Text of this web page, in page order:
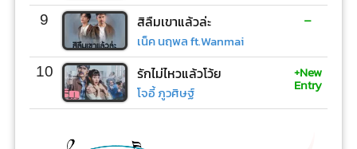
9 สิลืมเขาแล้วล่ะ
เน็ค นฤพล ft.Wanmai
-
10 รักไม่ไหวแล้วโว้ย
โจอี้ ภูวศิษฐ์
+New
Entry